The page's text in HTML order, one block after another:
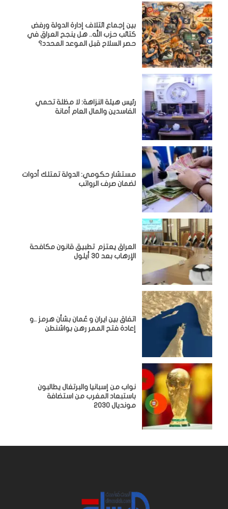
بين إجماع ائتلاف إدارة الدولة ورفض
كتائب حزب الله.. هل ينجح العراق في
حصر السلاح قبل الموعد المحدد؟
رئيس هيئة النزاهة: لا مظلة تحمي
الفاسدين والمال العام أمانة
مستشار حكومي: الدولة تمتلك أدوات
لضمان صرف الرواتب
العراق يعتزم تطبيق قانون مكافحة
الإرهاب بعد 30 أيلول
اتفاق بين ايران و عُمان بشأن هرمز ..و
إعادة فتح الممر رهن بواشنطن
نواب من إسبانيا والبرتغال يطالبون
باستبعاد المغرب من استضافة
مونديال 2030